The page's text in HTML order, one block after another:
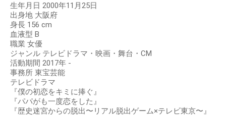
生年月日 2000年11月25日
出身地 大阪府
身長 156 cm
血液型 B
職業 女優
ジャンル テレビドラマ・映画・舞台・CM
活動期間 2017年 -
事務所 東宝芸能
テレビドラマ
『僕の初恋をキミに捧ぐ』
『パパがも一度恋をした』
『歴史迷宮からの脱出〜リアル脱出ゲーム×テレビ東京〜』